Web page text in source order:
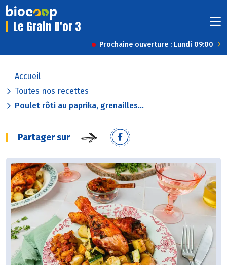
Le Grain D'or 3
Prochaine ouverture : Lundi 09:00
Accueil
Toutes nos recettes
Poulet rôti au paprika, grenailles...
Partager sur